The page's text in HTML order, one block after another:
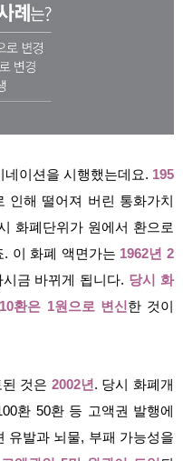
이션을 시행했는데요. 195
인해 떨어져 버린 통화가치
화폐단위가 원에서 환으로
. 이 화폐 액면가는 1962년 2
금 바뀌게 됩니다. 당시 화
환은 1원으로 변신 한 것이
것은 2002년 . 당시 화폐개
환 50환 등 고액권 발행에
유발과 뇌물, 부패 가능성을